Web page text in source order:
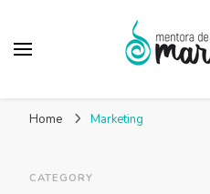
Home Marketing
CATEGORY